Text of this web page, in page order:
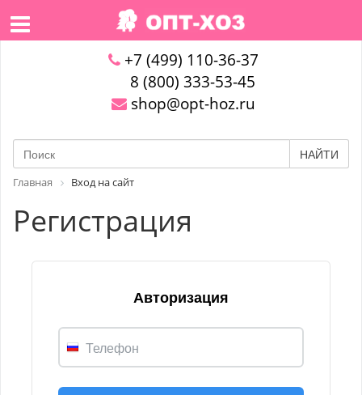
+7 (499) 110-36-37
8 (800) 333-53-45
shop@opt-hoz.ru
НАЙТИ
Главная Вход на сайт
Регистрация
Авторизация
Телефон